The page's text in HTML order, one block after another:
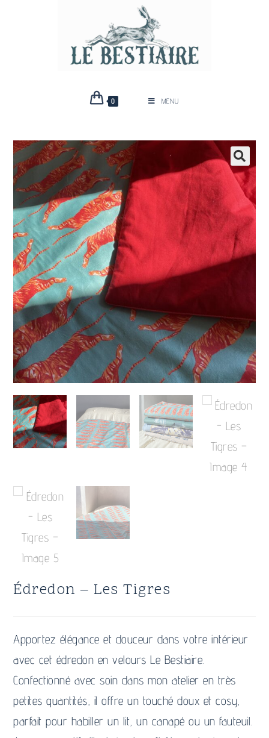
0 MENU
Édredon – Les Tigres
Apportez élégance et douceur dans votre intérieur
avec cet édredon en velours Le Bestiaire.
Confectionné avec soin dans mon atelier en très
petites quantités, il offre un touché doux et cosy,
parfait pour habiller un lit, un canapé ou un fauteuil.